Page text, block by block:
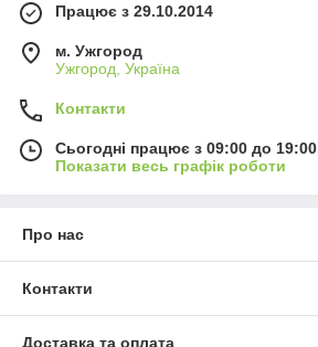
Працює з 29.10.2014
м. Ужгород
Ужгород, Україна
Контакти
Сьогодні працює з 09:00 до 19:00
Показати весь графік роботи
Про нас
Контакти
Доставка та оплата